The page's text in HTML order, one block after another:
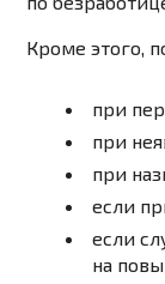
Кроме этого,
при
при
при
если
если
на